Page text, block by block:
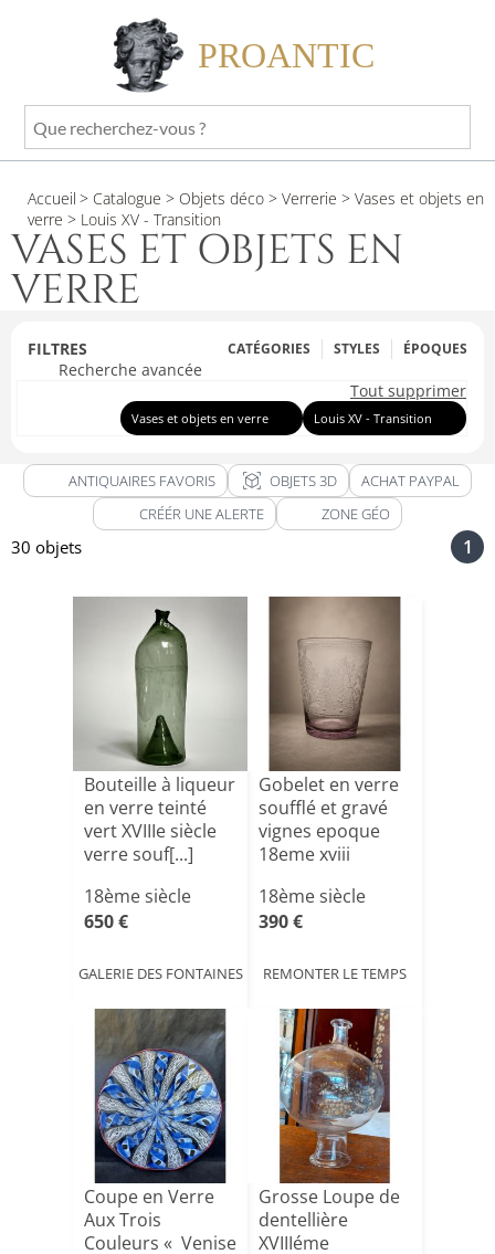
PROANTIC
Que
recherchez-
?
Accueil > Catalogue > Objets déco > Verrerie > Vases et objets en
verre > Louis XV - Transition
VASES ET OBJETS EN
VERRE
FILTRES CATÉGORIES STYLES ÉPOQUES
Recherche avancée
Tout supprimer
Vases et objets en verre Louis XV - Transition
ANTIQUAIRES FAVORIS view_in_ar OBJETS 3D
ACHAT PAYPAL
CRÉÉR UNE ALERTE
ZONE GÉO
30 objets 1
Bouteille à liqueur
en verre teinté
vert XVIIIe siècle
verre souf[...]
18ème siècle
650 €
GALERIE DES FONTAINES
Gobelet en verre
soufflé et gravé
vignes epoque
18eme xviii
18ème siècle
390 €
REMONTER LE TEMPS
Coupe en Verre
Aux Trois
Couleurs « Venise
Grosse Loupe de
dentellière
XVIIIéme